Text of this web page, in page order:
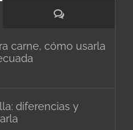
Comentarios
carne, cómo usarla
diferencias y